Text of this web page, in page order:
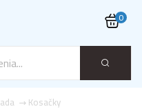
0
Kosačky